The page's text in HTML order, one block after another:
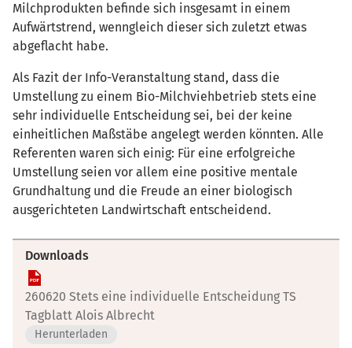
Milchprodukten befinde sich insgesamt in einem
Aufwärtstrend, wenngleich dieser sich zuletzt etwas
abgeflacht habe.
Als Fazit der Info-Veranstaltung stand, dass die
Umstellung zu einem Bio-Milchviehbetrieb stets eine
sehr individuelle Entscheidung sei, bei der keine
einheitlichen Maßstäbe angelegt werden könnten. Alle
Referenten waren sich einig: Für eine erfolgreiche
Umstellung seien vor allem eine positive mentale
Grundhaltung und die Freude an einer biologisch
ausgerichteten Landwirtschaft entscheidend.
Downloads
260620 Stets eine individuelle Entscheidung TS
Tagblatt Alois Albrecht
Herunterladen